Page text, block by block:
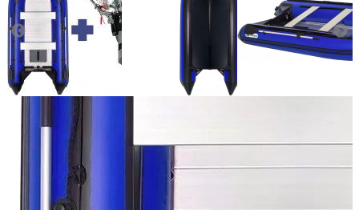
Количество мест:
Масса комплекта:
Мощность мотора:18
Тактность двигателя:
4
Длина лодки (см): 365
Тип пола: